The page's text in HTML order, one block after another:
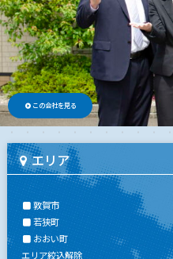
この会社を見る
エリア
敦賀市
若狭町
おおい町
エリア絞込解除